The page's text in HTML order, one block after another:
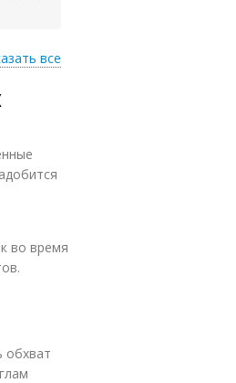
для
по
и
все
во время
обхват